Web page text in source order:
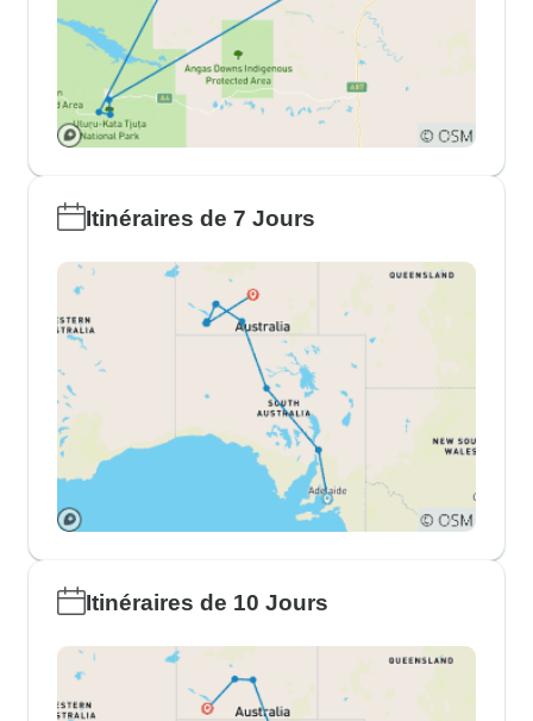
Itinéraires de 7 Jours
Itinéraires de 10 Jours